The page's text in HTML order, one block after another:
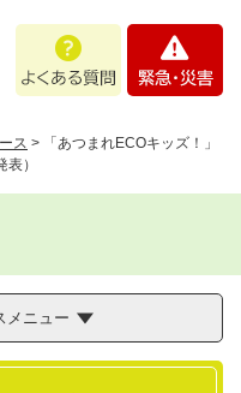
あ
問
・
ス >
「あつまれECOキッズ！」
）
メニュー